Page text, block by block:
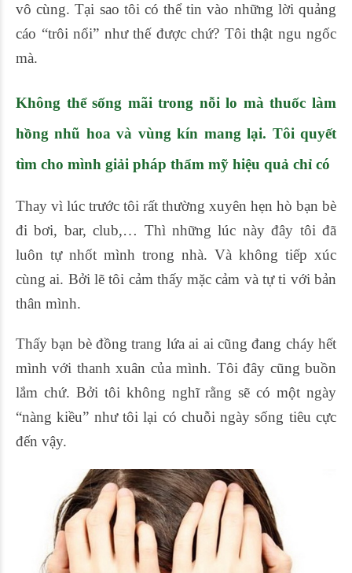
vô cùng. Tại sao tôi có thể tin vào những lời quảng
cáo “trôi nổi” như thế được chứ? Tôi thật ngu ngốc
mà.
Không thể sống mãi trong nỗi lo mà thuốc làm
hồng nhũ hoa và vùng kín mang lại. Tôi quyết
tìm cho mình giải pháp thẩm mỹ hiệu quả chỉ có
Thay vì lúc trước tôi rất thường xuyên hẹn hò bạn bè
đi bơi, bar, club,… Thì những lúc này đây tôi đã
luôn tự nhốt mình trong nhà. Và không tiếp xúc
cùng ai. Bởi lẽ tôi cảm thấy mặc cảm và tự ti với bản
thân mình.
Thấy bạn bè đồng trang lứa ai ai cũng đang cháy hết
mình với thanh xuân của mình. Tôi đây cũng buồn
lắm chứ. Bởi tôi không nghĩ rằng sẽ có một ngày
“nàng kiều” như tôi lại có chuỗi ngày sống tiêu cực
đến vậy.